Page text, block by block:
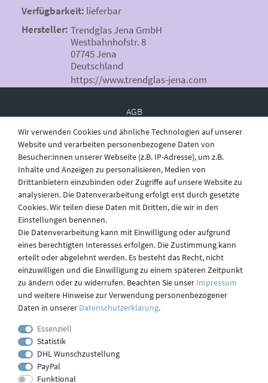
Verfügbarkeit: lieferbar
Hersteller: Trendglas Jena GmbH
Westbahnhofstr. 8
07745 Jena
Deutschland
https://www.trendglas-jena.com
AGB
Widerruf
Datenschutz
Versand
Kontakt
Impressum
Wir verwenden Cookies und ähnliche Technologien auf unserer
Website und verarbeiten personenbezogene Daten von
Besucher:innen unserer Webseite (z.B. IP-Adresse), um z.B.
Inhalte und Anzeigen zu personalisieren, Medien von
Drittanbietern einzubinden oder Zugriffe auf unsere Website zu
analysieren. Die Datenverarbeitung erfolgt erst durch gesetzte
Cookies. Wir teilen diese Daten mit Dritten, die wir in den
Einstellungen benennen.
Die Datenverarbeitung kann mit Einwilligung oder aufgrund
eines berechtigten Interesses erfolgen. Die Zustimmung kann
erteilt oder abgelehnt werden. Es besteht das Recht, nicht
einzuwilligen und die Einwilligung zu einem späteren Zeitpunkt
zu ändern oder zu widerrufen. Beachten Sie unser Impressum
und weitere Hinweise zur Verwendung personenbezogener
Daten in unserer Daten­schutz­erklärung.
Essenziell
Statistik
DHL Wunschzustellung
PayPal
Funktional